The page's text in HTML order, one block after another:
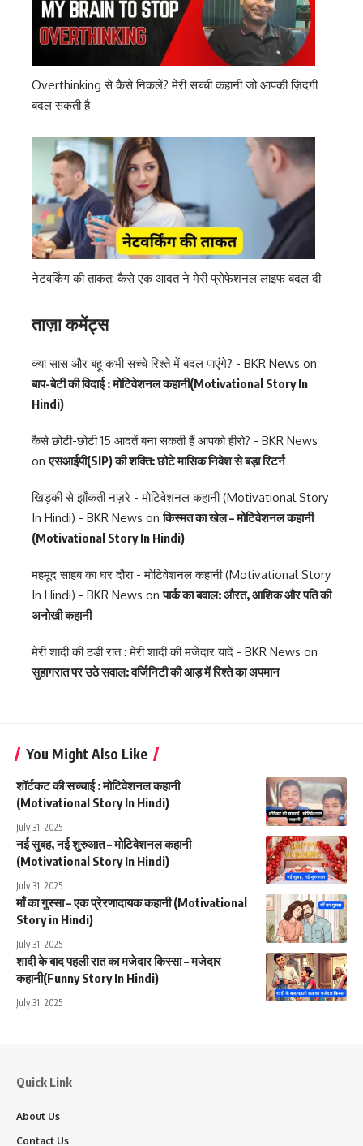
Overthinking से कैसे निकलें? मेरी सच्ची कहानी जो आपकी ज़िंदगी
बदल सकती है
नेटवर्किंग की ताकत: कैसे एक आदत ने मेरी प्रोफेशनल लाइफ बदल दी
ताज़ा कमेंट्स
क्या सास और बहू कभी सच्चे रिश्ते में बदल पाएंगे? - BKR News on
बाप-बेटी की विदाई : मोटिवेशनल कहानी(Motivational Story In
Hindi)
कैसे छोटी-छोटी 15 आदतें बना सकती हैं आपको हीरो? - BKR News
onएसआईपी(SIP) की शक्ति: छोटे मासिक निवेश से बड़ा रिटर्न
खिड़की से झाँकती नज़रे - मोटिवेशनल कहानी (Motivational Story
In Hindi) - BKR News onकिस्मत का खेल – मोटिवेशनल कहानी
(Motivational Story In Hindi)
महमूद साहब का घर दौरा - मोटिवेशनल कहानी (Motivational Story
In Hindi) - BKR News onपार्क का बवाल: औरत, आशिक और पति की
अनोखी कहानी
मेरी शादी की ठंडी रात : मेरी शादी की मजेदार यादें - BKR News on
सुहागरात पर उठे सवाल: वर्जिनिटी की आड़ में रिश्ते का अपमान
You Might Also Like
शॉर्टकट की सच्चाई : मोटिवेशनल कहानी
(Motivational Story In Hindi)
July 31, 2025
नई सुबह, नई शुरुआत – मोटिवेशनल कहानी
(Motivational Story In Hindi)
July 31, 2025
माँ का गुस्सा – एक प्रेरणादायक कहानी (Motivational
Story in Hindi)
July 31, 2025
शादी के बाद पहली रात का मजेदार किस्सा – मजेदार
कहानी(Funny Story In Hindi)
July 31, 2025
Quick Link
About Us
Contact Us